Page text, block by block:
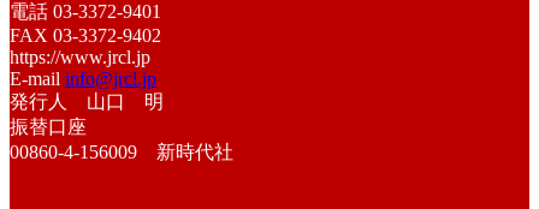
電話 03-3372-9401
FAX 03-3372-9402
https://www.jrcl.jp
E-mail info@jrcl.jp
発行人 山口 明
振替口座
00860-4-156009 新時代社